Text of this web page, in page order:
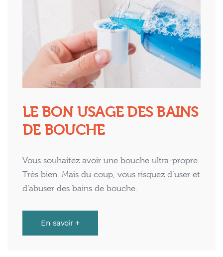
LE BON USAGE DES BAINS
DE BOUCHE
Vous souhaitez avoir une bouche ultra-propre.
Très bien. Mais du coup, vous risquez d’user et
d’abuser des bains de bouche.
En savoir +